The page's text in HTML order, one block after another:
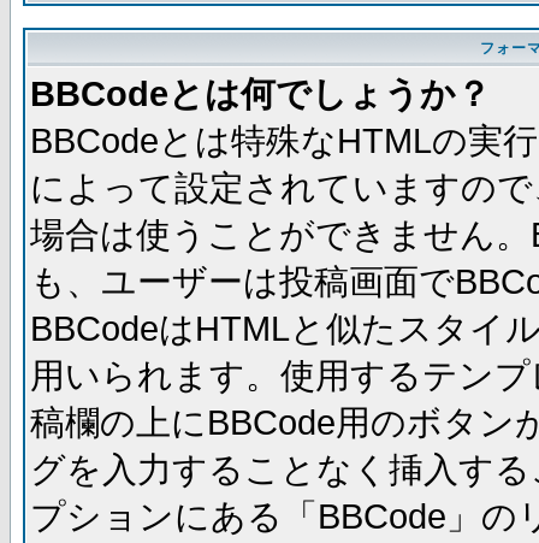
フォー
BBCodeとは何でしょうか？
BBCodeとは特殊なHTMLの実
によって設定されていますの
場合は使うことができません
も、ユーザーは投稿画面で
BBCodeはHTMLと似たスタイ
用いられます。使用するテン
稿欄の上にBBCode用のボタン
グを入力することなく挿入す
プションにある「BBCode」